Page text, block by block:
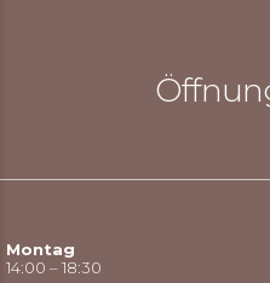
Montag
14:00 – 18:30